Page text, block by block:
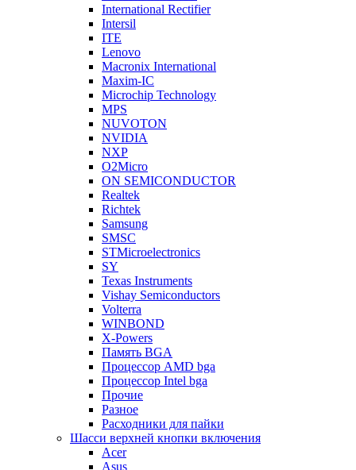
International Rectifier
Intersil
ITE
Lenovo
Macronix International
Maxim-IC
Microchip Technology
MPS
NUVOTON
NVIDIA
NXP
O2Micro
ON SEMICONDUCTOR
Realtek
Richtek
Samsung
SMSC
STMicroelectronics
SY
Texas Instruments
Vishay Semiconductors
Volterra
WINBOND
X-Powers
Память BGA
Процессор AMD bga
Процессор Intel bga
Прочие
Разное
Расходники для пайки
Шасси верхней кнопки включения
Acer
Asus